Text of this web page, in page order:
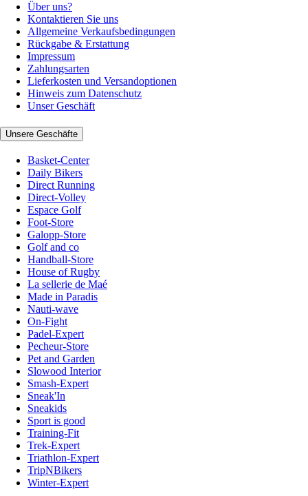
Über uns?
Kontaktieren Sie uns
Allgemeine Verkaufsbedingungen
Rückgabe & Erstattung
Impressum
Zahlungsarten
Lieferkosten und Versandoptionen
Hinweis zum Datenschutz
Unser Geschäft
Unsere Geschäfte
Basket-Center
Daily Bikers
Direct Running
Direct-Volley
Espace Golf
Foot-Store
Galopp-Store
Golf and co
Handball-Store
House of Rugby
La sellerie de Maé
Made in Paradis
Nauti-wave
On-Fight
Padel-Expert
Pecheur-Store
Pet and Garden
Slowood Interior
Smash-Expert
Sneak'In
Sneakids
Sport is good
Training-Fit
Trek-Expert
Triathlon-Expert
TripNBikers
Winter-Expert